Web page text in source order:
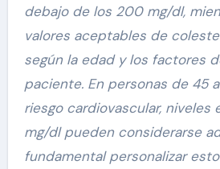
debajo de los 200 mg/dl,
valores aceptables de
según la edad y los factores
paciente. En personas de 45
riesgo cardiovascular, niveles
mg/dl pueden considerarse
fundamental personalizar